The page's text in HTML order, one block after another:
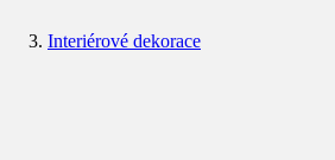
Interiérové dekorace